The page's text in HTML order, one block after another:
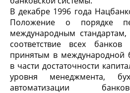
В декабре 1996 года
Положение о порядке
международным
соответствие всех банков
принятым в международной
в части достаточности
уровня менеджмента,
автоматизации